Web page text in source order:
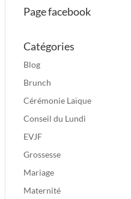
Page facebook
Catégories
Blog
Brunch
Cérémonie Laïque
Conseil du Lundi
EVJF
Grossesse
Mariage
Maternité